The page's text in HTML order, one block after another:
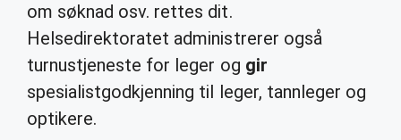
om søknad osv. rettes dit.
Helsedirektoratet administrerer også
turnustjeneste for leger og gir
spesialistgodkjenning til leger, tannleger og
optikere.